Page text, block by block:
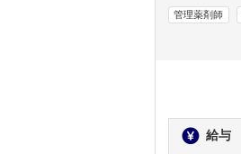
管理薬剤師
給与